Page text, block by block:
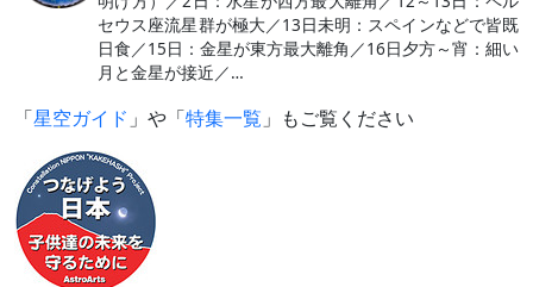
セウス座流星群が極大／13日未明：スペインなどで皆既
日食／15日：金星が東方最大離角／16日夕方～宵：細い
月と金星が接近／…
「星空ガイド 」や「特集一覧 」もご覧ください